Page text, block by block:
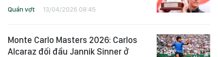
Quần vợt 13/04/2026 08:45
Monte Carlo Masters 2026: Carlos
Alcaraz đối đầu Jannik Sinner ở